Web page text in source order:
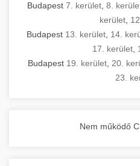
Budapest 7. kerület, 8.
kerület
Budapest 13. kerület 14.
17. kerület
Budapest 19. kerület 20.
23.
Nem működő